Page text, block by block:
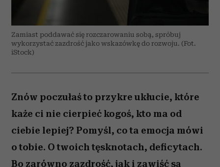
Zamiast poddawać się rozczarowaniu sobą, spróbuj
wykorzystać zazdrość jako wskazówkę do rozwoju. (Fot.
iStock)
Znów poczułaś to przykre ukłucie, które
każe ci nie cierpieć kogoś, kto ma od
ciebie lepiej? Pomyśl, co ta emocja mówi
o tobie. O twoich tęsknotach, deficytach.
Bo zarówno zazdrość, jak i zawiść są